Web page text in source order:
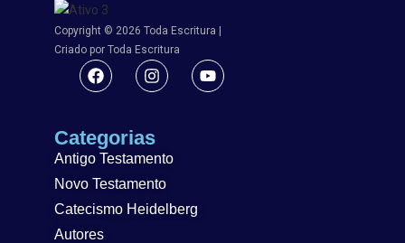
Copyright © 2026 Toda Escritura |
Criado por Toda Escritura
Categorias
Antigo Testamento
Novo Testamento
Catecismo Heidelberg
Autores